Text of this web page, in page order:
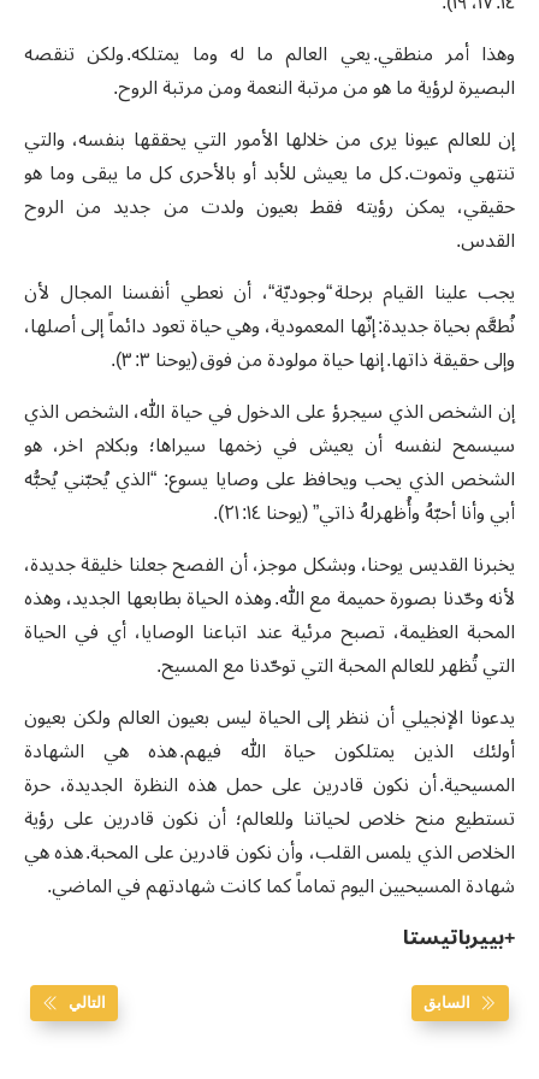
وهذا أمر منطقي. يعي العالم ما له وما يمتلكه. ولكن تنقصه
البصيرة لرؤية ما هو من مرتبة النعمة ومن مرتبة الروح.
إن للعالم عيونا يرى من خلالها الأمور التي يحققها بنفسه، والتي
تنتهي وتموت. كل ما يعيش للأبد أو بالأحرى كل ما يبقى وما هو
حقيقي، يمكن رؤيته فقط بعيون ولدت من جديد من الروح
القدس.
يجب علينا القيام برحلة “وجوديّة“، أن نعطي أنفسنا المجال لأن
نُطعَّم بحياة جديدة: إنّها المعمودية، وهي حياة تعود دائماً إلى أصلها،
وإلى حقيقة ذاتها. إنها حياة مولودة من فوق (يوحنا ٣: ٣).
إن الشخص الذي سيجرؤ على الدخول في حياة الله، الشخص الذي
سيسمح لنفسه أن يعيش في زخمها سيراها؛ وبكلام اخر، هو
الشخص الذي يحب ويحافظ على وصايا يسوع: “الذي يُحبّني يُحبُّه
أبي وأنا أحبّهُ وأُظهرلهُ ذاتي” (يوحنا ١٤: ٢١).
يخبرنا القديس يوحنا، وبشكل موجز، أن الفصح جعلنا خليقة جديدة،
لأنه وحّدنا بصورة حميمة مع الله. وهذه الحياة بطابعها الجديد، وهذه
المحبة العظيمة، تصبح مرئية عند اتباعنا الوصايا، أي في الحياة
التي تُظهر للعالم المحبة التي توحّدنا مع المسيح.
يدعونا الإنجيلي أن ننظر إلى الحياة ليس بعيون العالم ولكن بعيون
أولئك الذين يمتلكون حياة الله فيهم. هذه هي الشهادة
المسيحية. أن نكون قادرين على حمل هذه النظرة الجديدة، حرة
تستطيع منح خلاص لحياتنا وللعالم؛ أن نكون قادرين على رؤية
الخلاص الذي يلمس القلب، وأن نكون قادرين على المحبة. هذه هي
شهادة المسيحيين اليوم تماماً كما كانت شهادتهم في الماضي.
+بييرباتيستا
السابق التالي